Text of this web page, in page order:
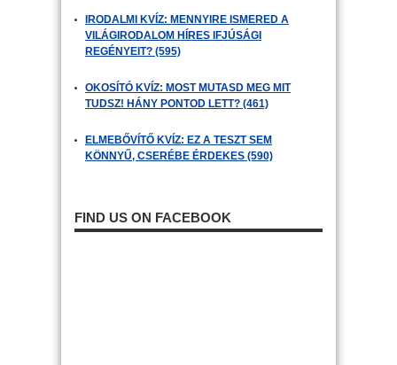
IRODALMI KVÍZ: MENNYIRE ISMERED A
VILÁGIRODALOM HÍRES IFJÚSÁGI
REGÉNYEIT? (595)
OKOSÍTÓ KVÍZ: MOST MUTASD MEG MIT
TUDSZ! HÁNY PONTOD LETT? (461)
ELMEBŐVÍTŐ KVÍZ: EZ A TESZT SEM
KÖNNYŰ, CSERÉBE ÉRDEKES (590)
FIND US ON FACEBOOK